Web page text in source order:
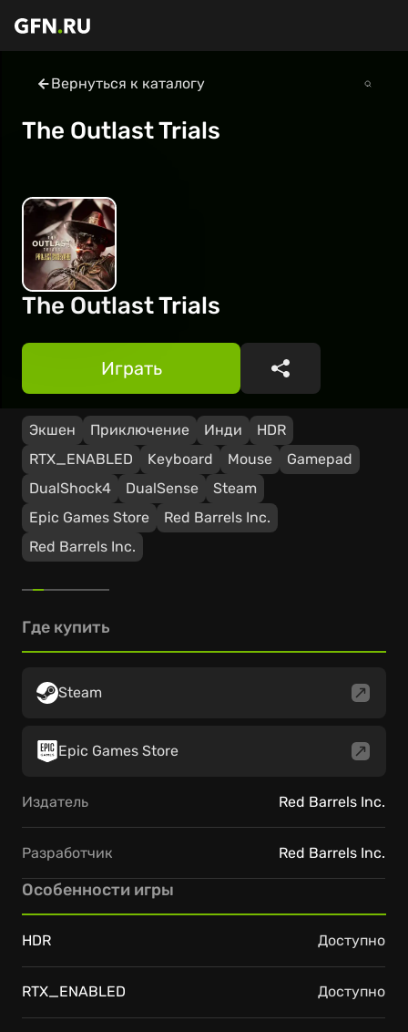
Вернуться к каталогу
The Outlast Trials
The Outlast Trials
Экшен Приключение Инди
HDR
RTX_ENABLED
Keyboard Mouse
Gamepad
DualShock4
DualSense
Steam
Epic Games Store
Red Barrels Inc.
Red Barrels Inc.
Играть Поделиться
Где купить
Steam
Epic Games Store
Издатель Red Barrels Inc.
Разработчик Red Barrels Inc.
Особенности игры
HDR Доступно
RTX_ENABLED Доступно